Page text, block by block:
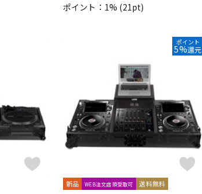
ポイント：1% (21pt)
ポイント
5%還元
新品 WEB注文店頭受取可 送料無料